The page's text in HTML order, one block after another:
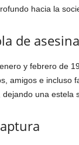
hacia la
de
y febrero de
amigos e incluso
dejando una estela